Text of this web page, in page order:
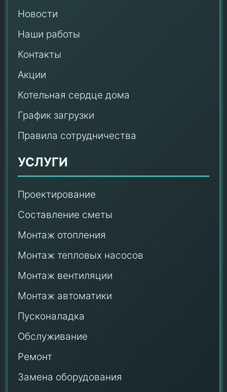
Новости
Наши работы
Контакты
Акции
Котельная сердце дома
График загрузки
Правила сотрудничества
УСЛУГИ
Проектирование
Составление сметы
Монтаж отопления
Монтаж тепловых насосов
Монтаж вентиляции
Монтаж автоматики
Пусконаладка
Обслуживание
Ремонт
Замена оборудования